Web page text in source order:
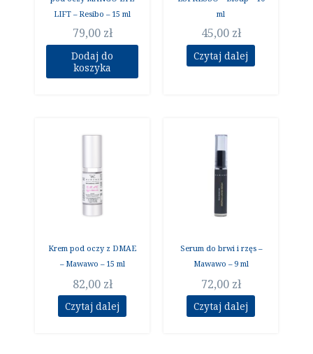
LIFT – Resibo – 15 ml
79,00 zł
Dodaj do
koszyka
ml
45,00 zł
Czytaj dalej
Krem pod oczy z DMAE
– Mawawo – 15 ml
82,00 zł
Czytaj dalej
Serum do brwi i rzęs –
Mawawo – 9 ml
72,00 zł
Czytaj dalej